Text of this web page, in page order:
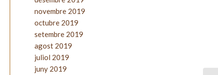
novembre 2019
octubre 2019
setembre 2019
agost 2019
juliol 2019
juny 2019